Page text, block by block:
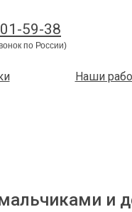
59-38
по России)
Наши
и